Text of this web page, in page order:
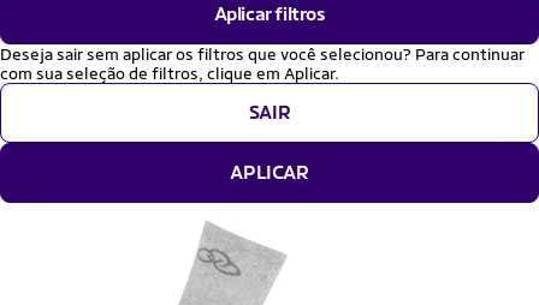
Aplicar filtros
Deseja sair sem aplicar os filtros que você selecionou? Para continuar
com sua seleção de filtros, clique em Aplicar.
SAIR
APLICAR